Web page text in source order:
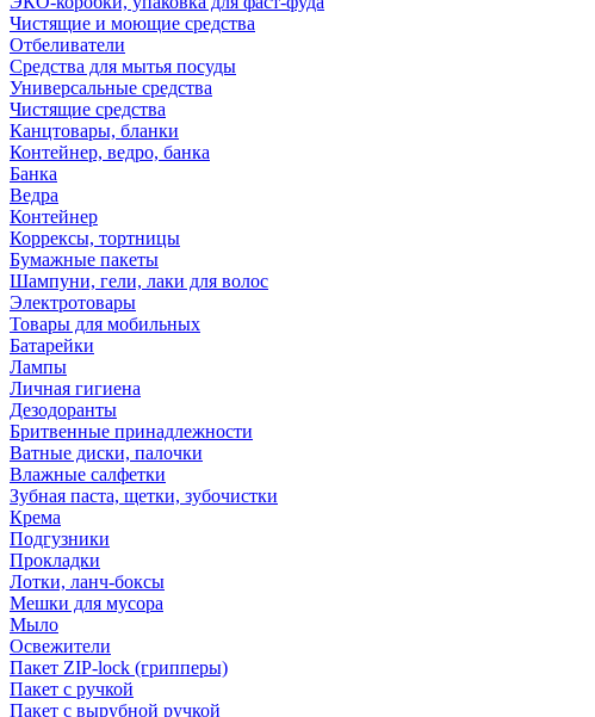
Чистящие и моющие средства
Отбеливатели
Средства для мытья посуды
Универсальные средства
Чистящие средства
Канцтовары, бланки
Контейнер, ведро, банка
Банка
Ведра
Контейнер
Коррексы, тортницы
Бумажные пакеты
Шампуни, гели, лаки для волос
Электротовары
Товары для мобильных
Батарейки
Лампы
Личная гигиена
Дезодоранты
Бритвенные принадлежности
Ватные диски, палочки
Влажные салфетки
Зубная паста, щетки, зубочистки
Крема
Подгузники
Прокладки
Лотки, ланч-боксы
Мешки для мусора
Мыло
Освежители
Пакет ZIP-lock (грипперы)
Пакет с ручкой
Пакет с вырубной ручкой